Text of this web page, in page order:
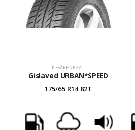
KESÄRENKAAT
Gislaved URBAN*SPEED
175/65 R14 82T